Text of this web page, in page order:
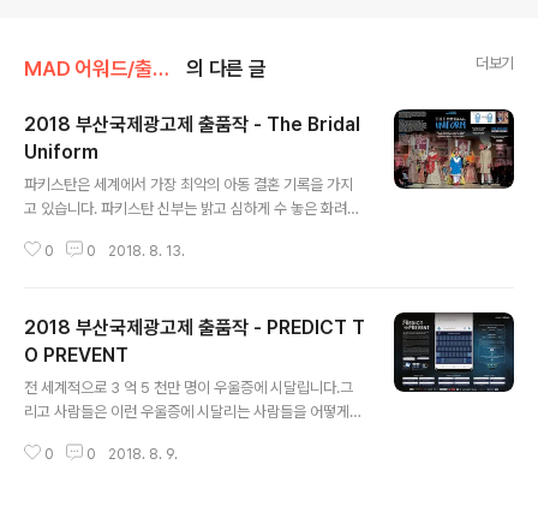
MAD 어워드/출품작 의 다른 글 더보기
2018 부산국제광고제 출품작 - The Bridal
Uniform
파키스탄은 세계에서 가장 최악의 아동 결혼 기록을 가지
고 있습니다. 파키스탄 신부는 밝고 심하게 수 놓은 화려한
0 년간 파키스탄 여성의 거의 4 분의 1은 18 세 이전에 결
8 세로 높이기 위한 법안은이전에 정부가 종교적 이유나
이슬람위원회의 의사 결정권자들의 영향을 받아서 거부당
했습니다. 우리의 임무는 제로 미디어 예산에서 이 문제에
대한 인식을 높이는 것뿐만 아니라그녀를 교육하는 대신에
소녀가 젊은 결혼을 하게 하는 장기간의 해로운 영향에 대
해 일반 대중에게 교육하는 독특하고 파괴적인 아이디어를
0 0 2018. 8. 13.
2018 부산국제광고제 출품작 - PREDICT T
O PREVENT
전 세계적으로 3 억 5 천만 명이 우울증에 시달립니다.그
리고 사람들은 이런 우울증에 시달리는 사람들을 어떻게든
과 의사 소통을 하는 것은최선의 의도에도 불구하고 때로
0 0 2018. 8. 9.